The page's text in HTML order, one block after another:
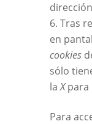
Tras
en
cookies
sólo
laXpara
Para